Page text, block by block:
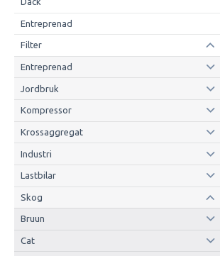
Entreprenad
Filter
Entreprenad
Jordbruk
Kompressor
Krossaggregat
Industri
Lastbilar
Skog
Bruun
Cat